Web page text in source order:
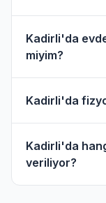
Kadirli'da
miyim?
hizmeti sunan
Evde hizmet
Kadirli'da
telefon veya
geçebilirsiniz.
Kadirli'da
veriliyor?